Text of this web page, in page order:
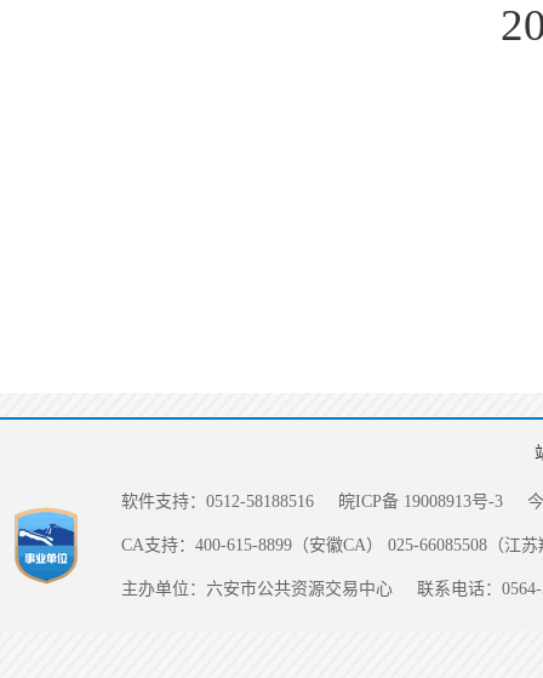
软件支持：0512-58188516 皖ICP备 19008913号-3
CA支持：400-615-8899（安徽CA） 025-66085508（江
主办单位：六安市公共资源交易中心 联系电话：0564-